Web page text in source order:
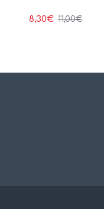
8,30€ 11,00€